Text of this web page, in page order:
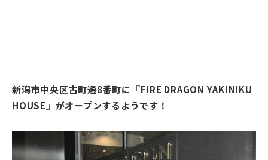
新潟市中央区古町通8番町に『FIRE DRAGON YAKINIKU
HOUSE』がオープンするようです！